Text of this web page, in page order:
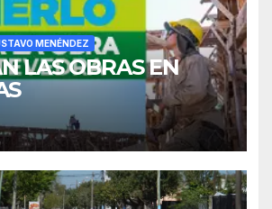
MENÉNDEZ
LAS OBRAS EN